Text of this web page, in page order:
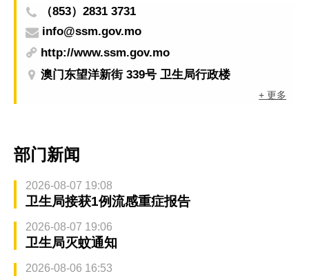
（853）2831 3731
info@ssm.gov.mo
http://www.ssm.gov.mo
澳门东望洋新街 339号 卫生局行政楼
+ 更多
部门新闻
2026-08-07 19:08
卫生局接获1例流感重症报告
2026-08-07 19:06
卫生局灭蚊通知
2026-08-06 16:53